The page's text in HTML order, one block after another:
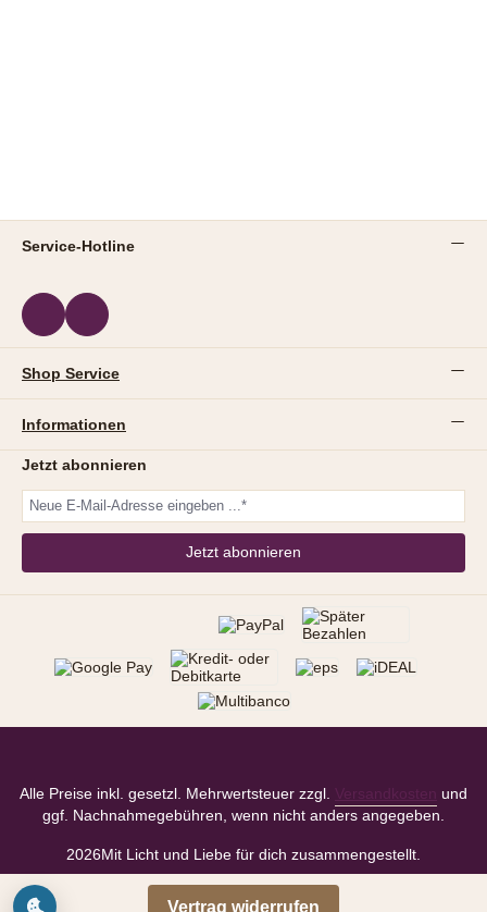
Service-Hotline
Shop Service
Informationen
Jetzt abonnieren
Jetzt abonnieren
Alle Preise inkl. gesetzl. Mehrwertsteuer zzgl. Versandkosten
und
ggf. Nachnahmegebühren, wenn nicht anders angegeben.
2026Mit Licht und Liebe für dich zusammengestellt.
Vertrag widerrufen